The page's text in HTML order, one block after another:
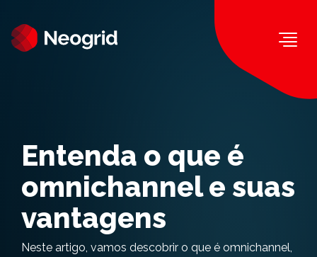
Entenda o que é
omnichannel e suas
vantagens
Neste artigo, vamos descobrir o que é omnichannel,